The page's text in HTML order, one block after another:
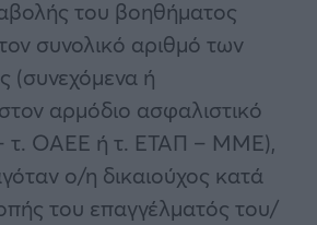
του βοηθήματος
συνολικό αριθμό των
(συνεχόμενα ή
αρμόδιο ασφαλιστικό
τ. ΟΑΕΕ ή τ. ΕΤΑΠ – ΜΜΕ),
ο/η δικαιούχος κατά
του επαγγέλματός του/